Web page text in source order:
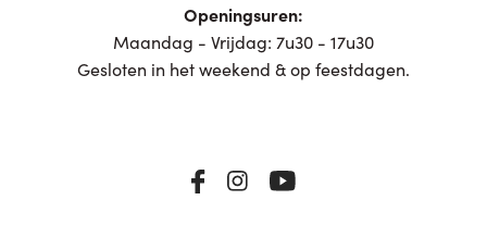
Openingsuren:
Maandag - Vrijdag: 7u30 - 17u30
Gesloten in het weekend & op feestdagen.